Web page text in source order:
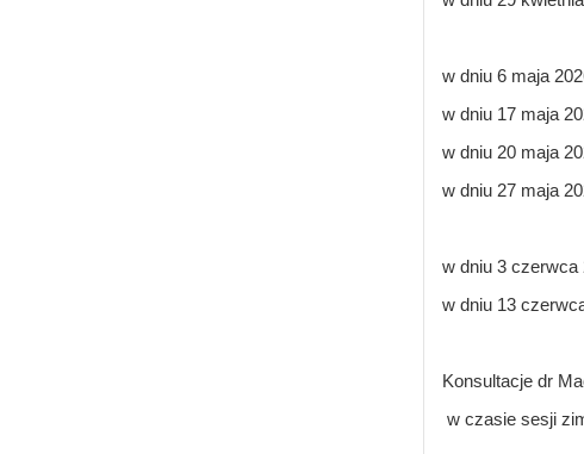
w dniu 6 maja
w dniu 17 maja
w dniu 20 maja
w dniu 27 maja
w dniu 3 czerwca
w dniu 13
Konsultacje dr
w czasie sesji